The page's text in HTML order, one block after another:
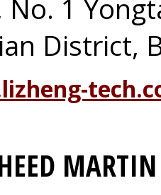
No. 1
District,
MARTIN